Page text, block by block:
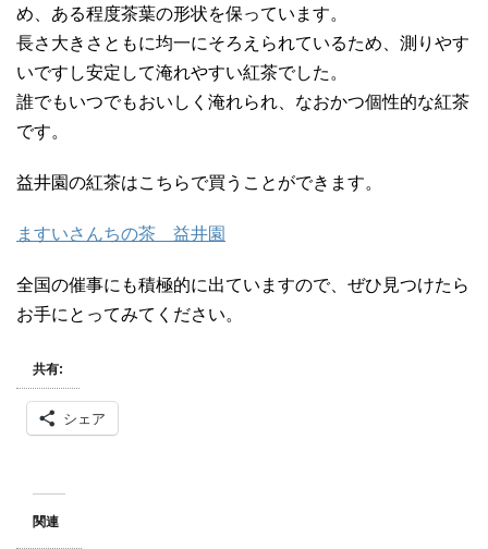
め、ある程度茶葉の形状を保っています。
長さ大きさともに均一にそろえられているため、測りやす
いですし安定して淹れやすい紅茶でした。
誰でもいつでもおいしく淹れられ、なおかつ個性的な紅茶
です。
益井園の紅茶はこちらで買うことができます。
ますいさんちの茶 益井園
全国の催事にも積極的に出ていますので、ぜひ見つけたら
お手にとってみてください。
共有:
シェア
関連